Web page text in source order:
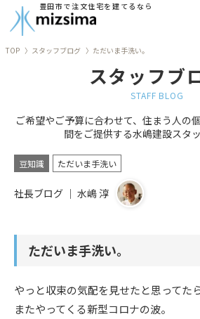
豊田市で注文住宅を建てるなら
リフォーム
古民家再生
建築実績
TOP スタッフブログ ただいま手洗い。
スタッフブ
STAFF BLOG
ご希望やご予算に合わせて、住まう人の
間をご提供する水嶋建設スタ
豆知識 ただいま手洗い
社長ブログ ｜ 水嶋 淳
ただいま手洗い。
やっと収束の気配を見せたと思ってたら
またやってくる新型コロナの波。